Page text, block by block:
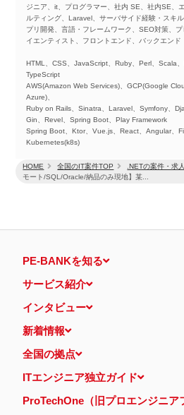
HOME 全国のIT案件TOP .NETの案件・求人
モート/SQL/Oracle/納品のみ現地】某...
ジニア、it、プログラマー、社内 SE、社内SE、
ルティング、Laravel、サーバサイド経験・スキ
プリ開発、言語・フレームワーク、SEO対策、
イエンティスト、フロントエンド、バックエンド
HTML、CSS、JavaScript、Ruby、Perl、Scala
TypeScript
AWS(Amazon Web Services)、GCP(Google
Azure)、
Ruby on Rails、Sinatra、Laravel、Symfony、
Gin、Revel、Spring Boot、Play Framework
Spring Boot、Ktor、Vue.js、React、Angular、
Kubernetes(k8s)
PE-BANKを知る
サービス紹介
インタビュー
新着情報
全国の拠点
ITエンジニア独立ガイド
ProTechOne（旧プロエンジニア